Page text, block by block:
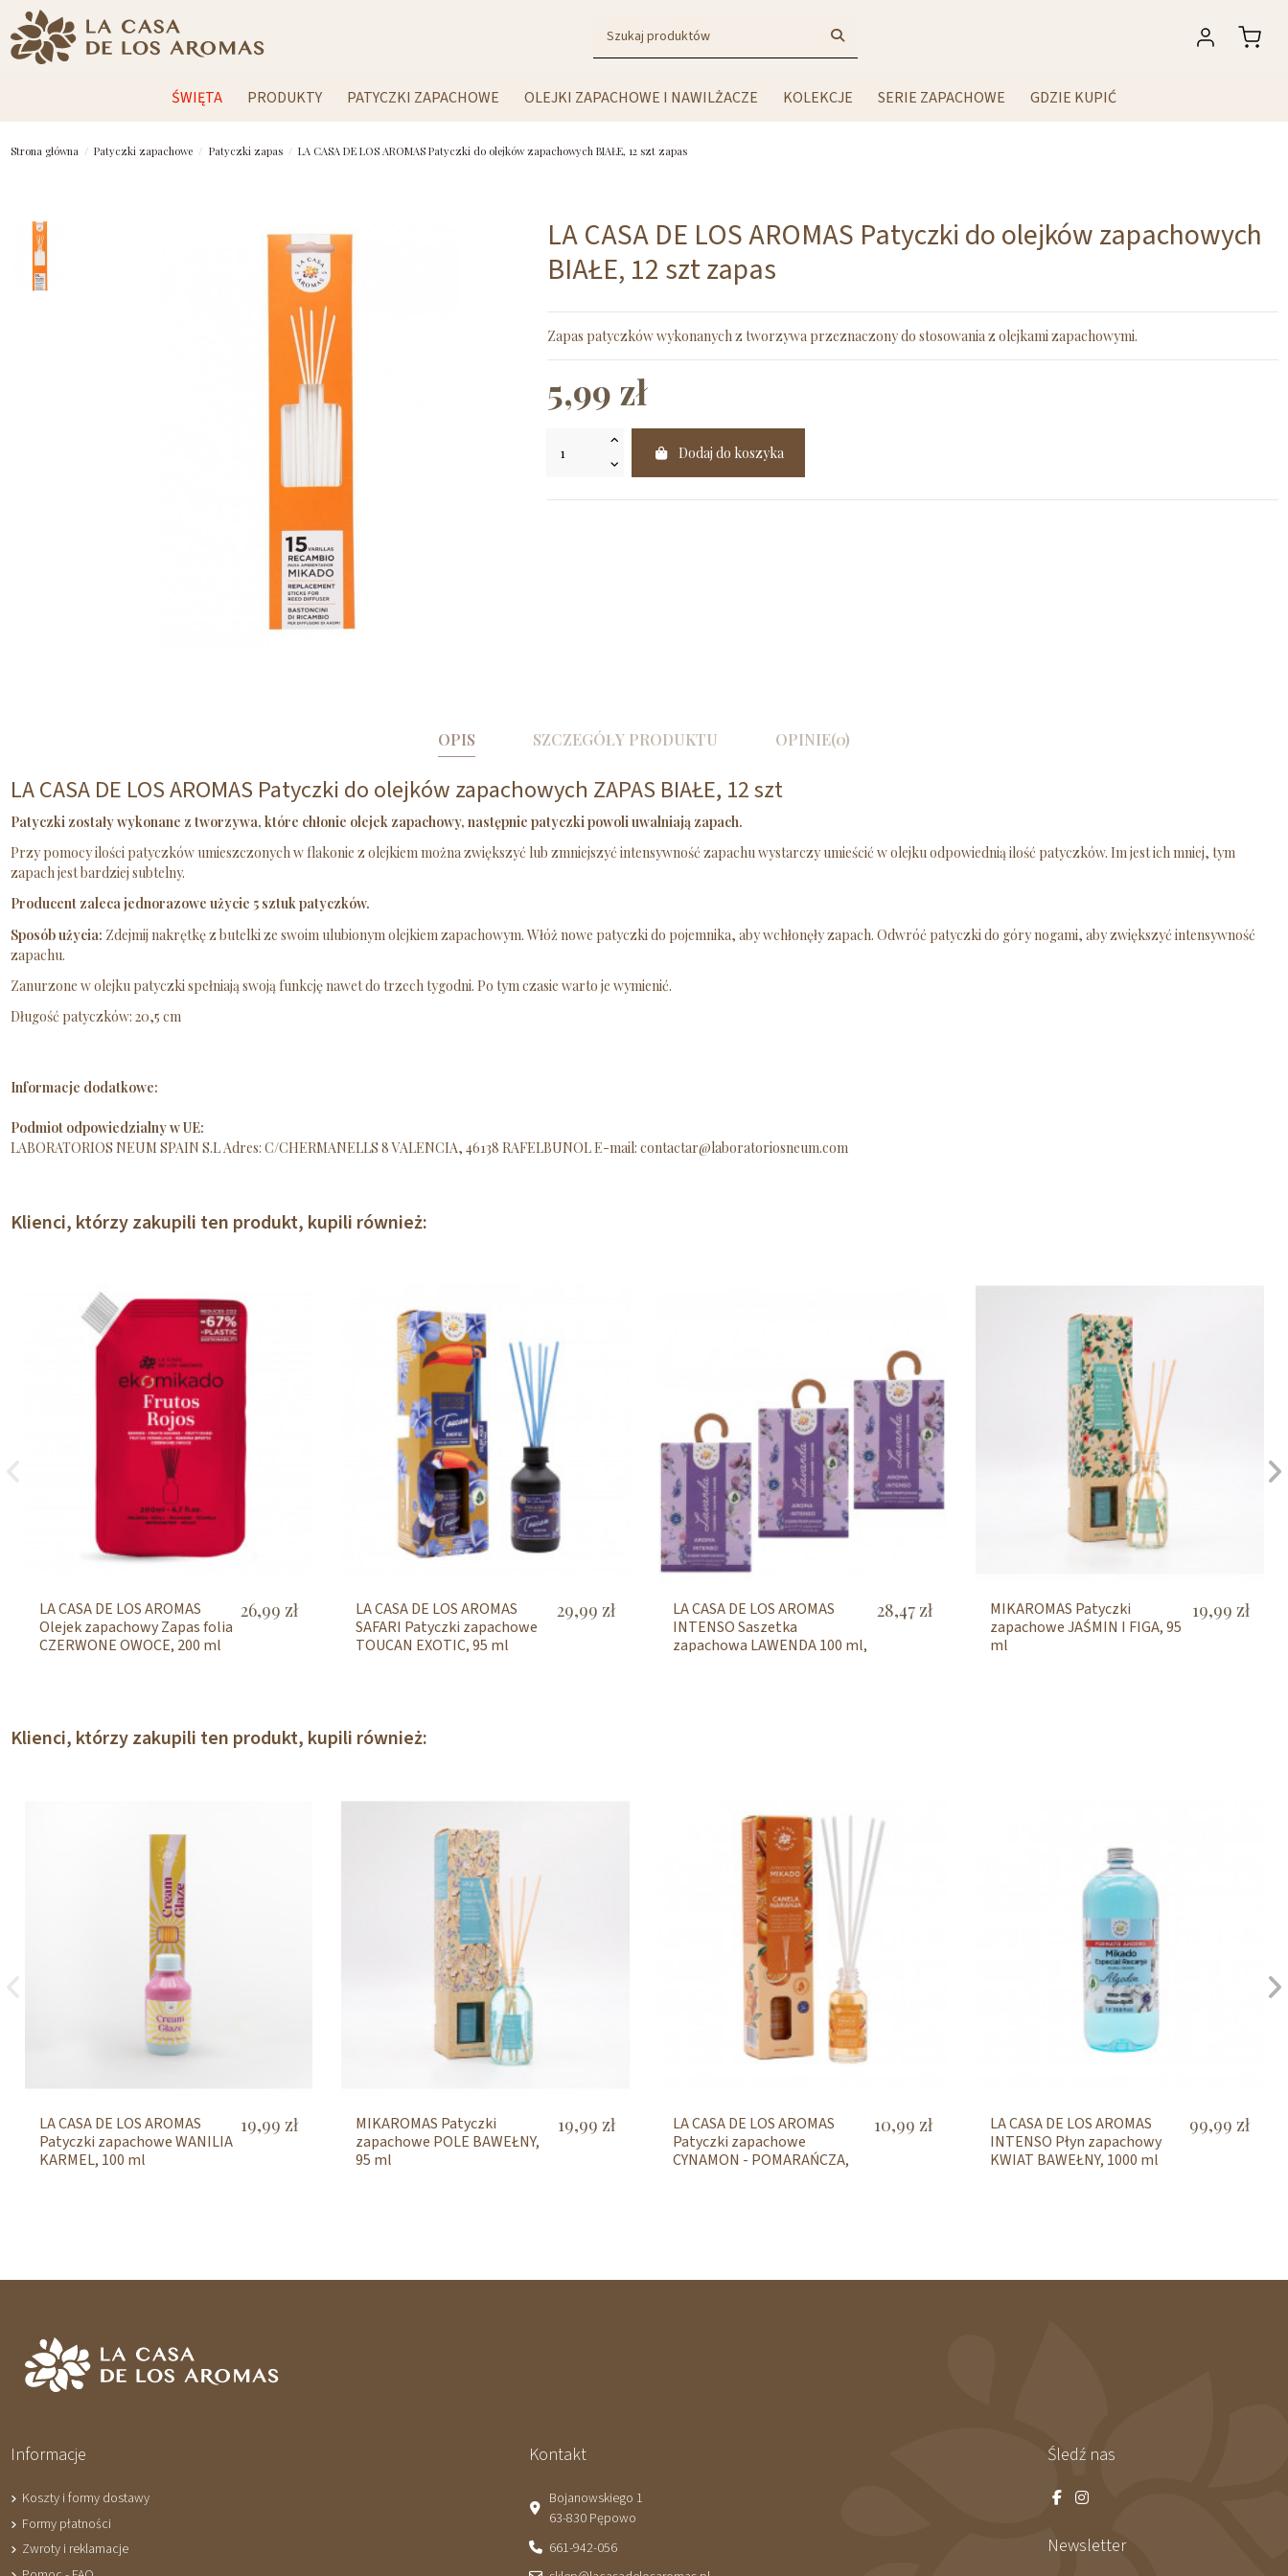
ŚWIĘTA PRODUKTY PATYCZKI ZAPACHOWE OLEJKI ZAPACHOWE I NAWILŻACZE KOLEKCJE SERIE ZAPACHOWE GDZIE KUPIĆ
Strona główna Patyczki zapachowe Patyczki zapas LA CASA DE LOS AROMAS Patyczki do olejków zapachowych BIAŁE, 12 szt zapas
LA CASA DE LOS AROMAS Patyczki do olejków zapachowych
BIAŁE, 12 szt zapas
Zapas patyczków wykonanych z tworzywa przeznaczony do stosowania z olejkami zapachowymi.
5,99 zł
Dodaj do koszyka
OPIS SZCZEGÓŁY PRODUKTU OPINIE(0)
LA CASA DE LOS AROMAS Patyczki do olejków zapachowych ZAPAS BIAŁE, 12 szt
Patyczki zostały wykonane z tworzywa, które chłonie olejek zapachowy, następnie patyczki powoli uwalniają zapach.
Przy pomocy ilości patyczków umieszczonych w flakonie z olejkiem można zwiększyć lub zmniejszyć intensywność zapachu wystarczy umieścić w olejku odpowiednią ilość patyczków. Im jest ich mniej, tym
zapach jest bardziej subtelny.
Producent zaleca jednorazowe użycie 5 sztuk patyczków.
Sposób użycia: Zdejmij nakrętkę z butelki ze swoim ulubionym olejkiem zapachowym. Włóż nowe patyczki do pojemnika, aby wchłonęły zapach. Odwróć patyczki do góry nogami, aby zwiększyć intensywność
zapachu.
Zanurzone w olejku patyczki spełniają swoją funkcję nawet do trzech tygodni. Po tym czasie warto je wymienić.
Długość patyczków: 20,5 cm
Informacje dodatkowe:
Podmiot odpowiedzialny w UE:
LABORATORIOS NEUM SPAIN S.L Adres: C/CHERMANELLS 8 VALENCIA, 46138 RAFELBUNOL E-mail: contactar@laboratoriosneum.com
Klienci, którzy zakupili ten produkt, kupili również:
LA CASA DE LOS AROMAS
Olejek zapachowy Zapas folia
CZERWONE OWOCE, 200 ml
26,99 zł
LA CASA DE LOS AROMAS
SAFARI Patyczki zapachowe
TOUCAN EXOTIC, 95 ml
29,99 zł
LA CASA DE LOS AROMAS
INTENSO Saszetka
zapachowa LAWENDA 100 ml,
28,47 zł
MIKAROMAS Patyczki
zapachowe JAŚMIN I FIGA, 95
ml
19,99 zł
Klienci, którzy zakupili ten produkt, kupili również:
LA CASA DE LOS AROMAS
Patyczki zapachowe WANILIA
KARMEL, 100 ml
19,99 zł
MIKAROMAS Patyczki
zapachowe POLE BAWEŁNY,
95 ml
19,99 zł
LA CASA DE LOS AROMAS
Patyczki zapachowe
CYNAMON - POMARAŃCZA,
10,99 zł
LA CASA DE LOS AROMAS
INTENSO Płyn zapachowy
KWIAT BAWEŁNY, 1000 ml
99,99 zł
Informacje
Koszty i formy dostawy
Formy płatności
Zwroty i reklamacje
Kontakt
Bojanowskiego 1
63-830 Pępowo
661-942-056
Śledź nas
Newsletter